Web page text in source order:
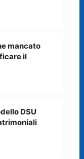
mancato
il
DSU